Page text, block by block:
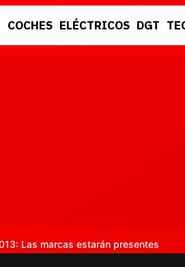
COCHES ELÉCTRICOS DGT
Las marcas estarán presentes